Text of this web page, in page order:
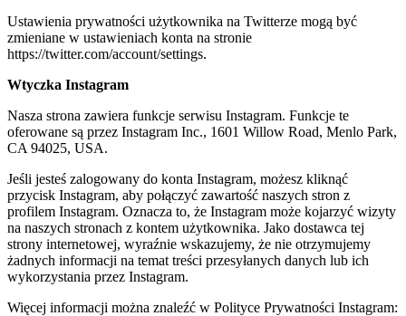
Ustawienia prywatności użytkownika na Twitterze mogą być
zmieniane w ustawieniach konta na stronie
https://twitter.com/account/settings.
Wtyczka Instagram
Nasza strona zawiera funkcje serwisu Instagram. Funkcje te
oferowane są przez Instagram Inc., 1601 Willow Road, Menlo Park,
CA 94025, USA.
Jeśli jesteś zalogowany do konta Instagram, możesz kliknąć
przycisk Instagram, aby połączyć zawartość naszych stron z
profilem Instagram. Oznacza to, że Instagram może kojarzyć wizyty
na naszych stronach z kontem użytkownika. Jako dostawca tej
strony internetowej, wyraźnie wskazujemy, że nie otrzymujemy
żadnych informacji na temat treści przesyłanych danych lub ich
wykorzystania przez Instagram.
Więcej informacji można znaleźć w Polityce Prywatności Instagram: